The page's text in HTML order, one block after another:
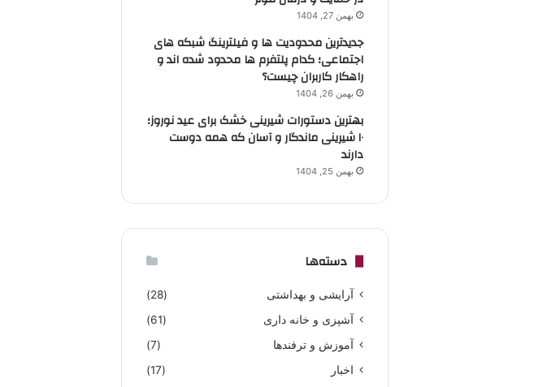
بهمن 27, 1404
جدیدترین محدودیت ها و فیلترینگ شبکه های
اجتماعی؛ کدام پلتفرم ها محدود شده اند و
راهکار کاربران چیست؟
بهمن 26, 1404
بهترین دستورات شیرینی خشک برای عید نوروز؛
۱۰ شیرینی ماندگار و آسان که همه دوست
دارند
بهمن 25, 1404
دسته‌ها
آرایشی و بهداشتی
(28)
آشپزی و خانه داری
(61)
آموزش و ترفندها
(7)
اخبار
(17)